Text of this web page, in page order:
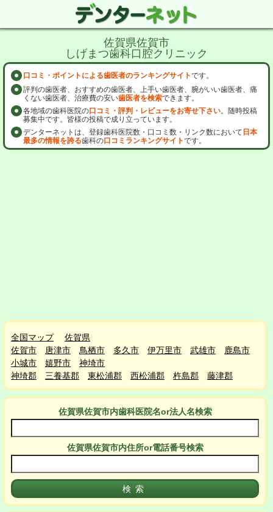
佐賀県佐賀市
しげまつ歯科口腔クリニック
口コミ・ポイントによる歯医者のランキングサイトです。
評判の歯医者、おすすめの歯医者、上手い歯医者、腕がいい歯医者、痛
くない歯医者、治療費の安い歯医者を検索できます。
各地域の歯科医院の口コミ・評判・レビューをお寄せ下さい。随時投稿
募集中です。皆様の投稿で成り立っています。
デンターネットは、登録歯科医院数・口コミ数・リンク数において 日本
最多の情報を誇る歯科の口コミランキングサイトです。
全国マップ
佐賀県
佐賀市
唐津市 鳥栖市 多久市 伊万里市 武雄市
鹿島市
小城市
嬉野市
神埼市
神埼郡
三養基郡 東松浦郡 西松浦郡 杵島郡 藤津郡
佐賀県佐賀市内歯科医院名or法人名検索
佐賀県佐賀市内住所or電話番号検索